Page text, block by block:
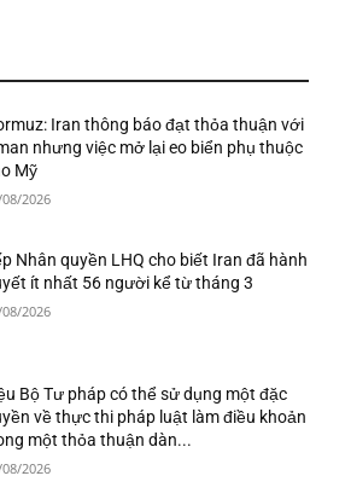
Iran thông báo đạt thỏa thuận với
nhưng việc mở lại eo biển phụ thuộc
Mỹ
2026
Nhân quyền LHQ cho biết Iran đã hành
ít nhất 56 người kể từ tháng 3
2026
Bộ Tư pháp có thể sử dụng một đặc
về thực thi pháp luật làm điều khoản
một thỏa thuận dàn...
2026